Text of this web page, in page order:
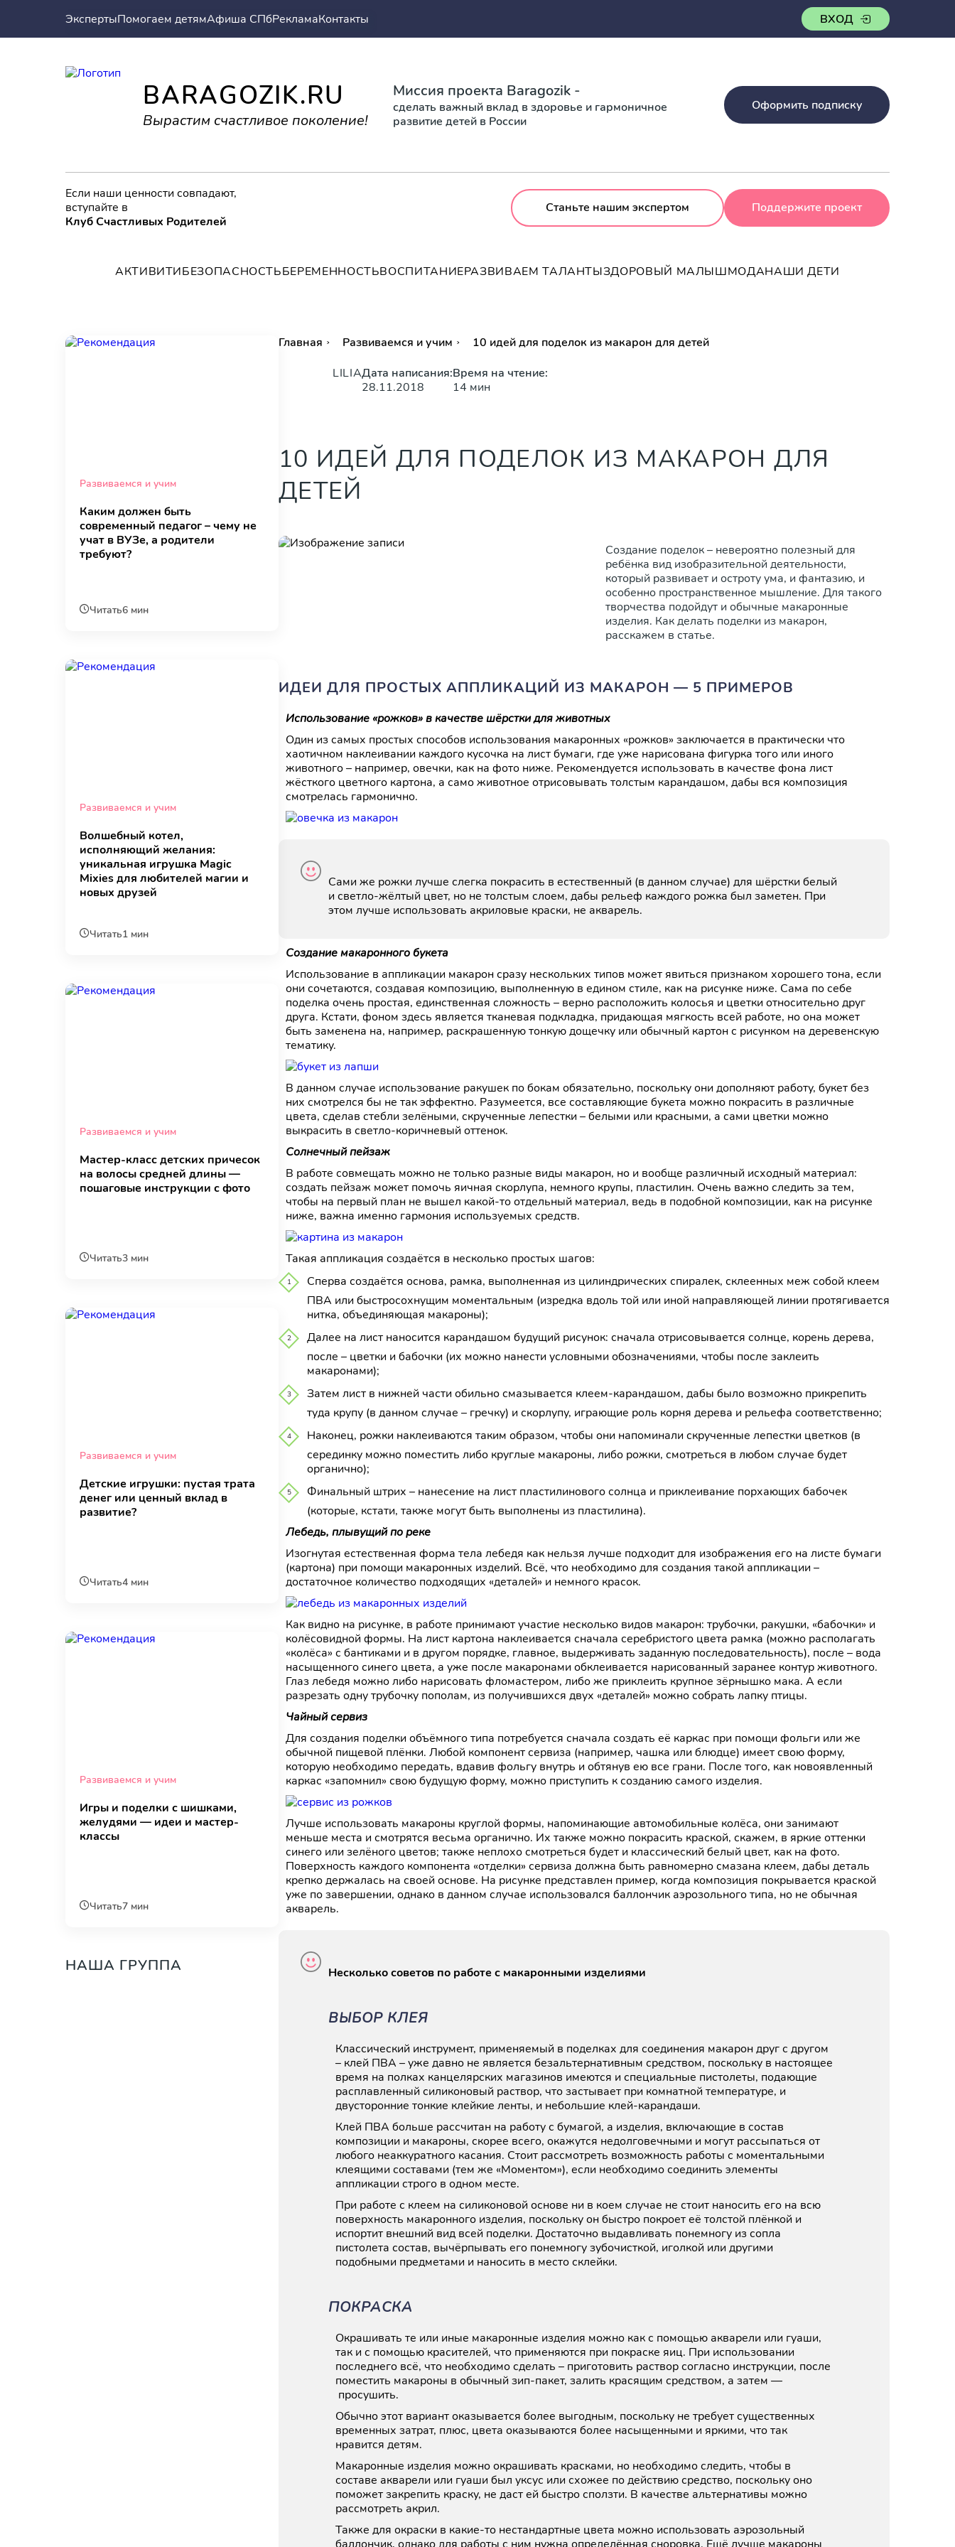
ЭкспертыПомогаем детямАфиша СПбРекламаКонтакты ВХОД
BARAGOZIK.RU
Вырастим счастливое поколение!
Миссия проекта Baragozik -
сделать важный вклад в здоровье и гармоничное
развитие детей в России
Оформить подписку
Если наши ценности совпадают,
вступайте в
Клуб Счастливых Родителей
Станьте нашим экспертом Поддержите проект
АКТИВИТИБЕЗОПАСНОСТЬБЕРЕМЕННОСТЬВОСПИТАНИЕРАЗВИВАЕМ ТАЛАНТЫЗДОРОВЫЙ МАЛЫШМОДАНАШИ ДЕТИ
Развиваемся и учим
Каким должен быть
современный педагог – чему не
учат в ВУЗе, а родители
требуют?
Читать6 мин
Развиваемся и учим
Волшебный котел,
исполняющий желания:
уникальная игрушка Magic
Mixies для любителей магии и
новых друзей
Читать1 мин
Развиваемся и учим
Мастер-класс детских причесок
на волосы средней длины —
пошаговые инструкции с фото
Читать3 мин
Развиваемся и учим
Детские игрушки: пустая трата
денег или ценный вклад в
развитие?
Читать4 мин
Развиваемся и учим
Игры и поделки с шишками,
желудями — идеи и мастер-
классы
Читать7 мин
НАША ГРУППА
Главная Развиваемся и учим
10 идей для поделок из макарон для детей
LILIAДата написания:
28.11.2018
Время на чтение:
14 мин
10 ИДЕЙ ДЛЯ ПОДЕЛОК ИЗ МАКАРОН ДЛЯ
ДЕТЕЙ
Создание поделок – невероятно полезный для
ребёнка вид изобразительной деятельности,
который развивает и остроту ума, и фантазию, и
особенно пространственное мышление. Для такого
творчества подойдут и обычные макаронные
изделия. Как делать поделки из макарон,
расскажем в статье.
ИДЕИ ДЛЯ ПРОСТЫХ АППЛИКАЦИЙ ИЗ МАКАРОН — 5 ПРИМЕРОВ
Использование «рожков» в качестве шёрстки для животных
Один из самых простых способов использования макаронных «рожков» заключается в практически что
хаотичном наклеивании каждого кусочка на лист бумаги, где уже нарисована фигурка того или иного
животного – например, овечки, как на фото ниже. Рекомендуется использовать в качестве фона лист
жёсткого цветного картона, а само животное отрисовывать толстым карандашом, дабы вся композиция
смотрелась гармонично.
Сами же рожки лучше слегка покрасить в естественный (в данном случае) для шёрстки белый
и светло-жёлтый цвет, но не толстым слоем, дабы рельеф каждого рожка был заметен. При
этом лучше использовать акриловые краски, не акварель.
Создание макаронного букета
Использование в аппликации макарон сразу нескольких типов может явиться признаком хорошего тона, если
они сочетаются, создавая композицию, выполненную в едином стиле, как на рисунке ниже. Сама по себе
поделка очень простая, единственная сложность – верно расположить колосья и цветки относительно друг
друга. Кстати, фоном здесь является тканевая подкладка, придающая мягкость всей работе, но она может
быть заменена на, например, раскрашенную тонкую дощечку или обычный картон с рисунком на деревенскую
тематику.
В данном случае использование ракушек по бокам обязательно, поскольку они дополняют работу, букет без
них смотрелся бы не так эффектно. Разумеется, все составляющие букета можно покрасить в различные
цвета, сделав стебли зелёными, скрученные лепестки – белыми или красными, а сами цветки можно
выкрасить в светло-коричневый оттенок.
Солнечный пейзаж
В работе совмещать можно не только разные виды макарон, но и вообще различный исходный материал:
создать пейзаж может помочь яичная скорлупа, немного крупы, пластилин. Очень важно следить за тем,
чтобы на первый план не вышел какой-то отдельный материал, ведь в подобной композиции, как на рисунке
ниже, важна именно гармония используемых средств.
Такая аппликация создаётся в несколько простых шагов:
Сперва создаётся основа, рамка, выполненная из цилиндрических спиралек, склеенных меж собой клеем
ПВА или быстросохнущим моментальным (изредка вдоль той или иной направляющей линии протягивается
нитка, объединяющая макароны);
Далее на лист наносится карандашом будущий рисунок: сначала отрисовывается солнце, корень дерева,
после – цветки и бабочки (их можно нанести условными обозначениями, чтобы после заклеить
макаронами);
Затем лист в нижней части обильно смазывается клеем-карандашом, дабы было возможно прикрепить
туда крупу (в данном случае – гречку) и скорлупу, играющие роль корня дерева и рельефа соответственно;
Наконец, рожки наклеиваются таким образом, чтобы они напоминали скрученные лепестки цветков (в
серединку можно поместить либо круглые макароны, либо рожки, смотреться в любом случае будет
органично);
Финальный штрих – нанесение на лист пластилинового солнца и приклеивание порхающих бабочек
(которые, кстати, также могут быть выполнены из пластилина).
Лебедь, плывущий по реке
Изогнутая естественная форма тела лебедя как нельзя лучше подходит для изображения его на листе бумаги
(картона) при помощи макаронных изделий. Всё, что необходимо для создания такой аппликации –
достаточное количество подходящих «деталей» и немного красок.
Как видно на рисунке, в работе принимают участие несколько видов макарон: трубочки, ракушки, «бабочки» и
колёсовидной формы. На лист картона наклеивается сначала серебристого цвета рамка (можно располагать
«колёса» с бантиками и в другом порядке, главное, выдерживать заданную последовательность), после – вода
насыщенного синего цвета, а уже после макаронами обклеивается нарисованный заранее контур животного.
Глаз лебедя можно либо нарисовать фломастером, либо же приклеить крупное зёрнышко мака. А если
разрезать одну трубочку пополам, из получившихся двух «деталей» можно собрать лапку птицы.
Чайный сервиз
Для создания поделки объёмного типа потребуется сначала создать её каркас при помощи фольги или же
обычной пищевой плёнки. Любой компонент сервиза (например, чашка или блюдце) имеет свою форму,
которую необходимо передать, вдавив фольгу внутрь и обтянув ею все грани. После того, как новоявленный
каркас «запомнил» свою будущую форму, можно приступить к созданию самого изделия.
Лучше использовать макароны круглой формы, напоминающие автомобильные колёса, они занимают
меньше места и смотрятся весьма органично. Их также можно покрасить краской, скажем, в яркие оттенки
синего или зелёного цветов; также неплохо смотреться будет и классический белый цвет, как на фото.
Поверхность каждого компонента «отделки» сервиза должна быть равномерно смазана клеем, дабы деталь
крепко держалась на своей основе. На рисунке представлен пример, когда композиция покрывается краской
уже по завершении, однако в данном случае использовался баллончик аэрозольного типа, но не обычная
акварель.
Несколько советов по работе с макаронными изделиями
ВЫБОР КЛЕЯ
Классический инструмент, применяемый в поделках для соединения макарон друг с другом
– клей ПВА – уже давно не является безальтернативным средством, поскольку в настоящее
время на полках канцелярских магазинов имеются и специальные пистолеты, подающие
расплавленный силиконовый раствор, что застывает при комнатной температуре, и
двусторонние тонкие клейкие ленты, и небольшие клей-карандаши.
Клей ПВА больше рассчитан на работу с бумагой, а изделия, включающие в состав
композиции и макароны, скорее всего, окажутся недолговечными и могут рассыпаться от
любого неаккуратного касания. Стоит рассмотреть возможность работы с моментальными
клеящими составами (тем же «Моментом»), если необходимо соединить элементы
аппликации строго в одном месте.
При работе с клеем на силиконовой основе ни в коем случае не стоит наносить его на всю
поверхность макаронного изделия, поскольку он быстро покроет её толстой плёнкой и
испортит внешний вид всей поделки. Достаточно выдавливать понемногу из сопла
пистолета состав, вычёрпывать его понемногу зубочисткой, иголкой или другими
подобными предметами и наносить в место склейки.
ПОКРАСКА
Окрашивать те или иные макаронные изделия можно как с помощью акварели или гуаши,
так и с помощью красителей, что применяются при покраске яиц. При использовании
последнего всё, что необходимо сделать – приготовить раствор согласно инструкции, после
поместить макароны в обычный зип-пакет, залить красящим средством, а затем —
просушить.
Обычно этот вариант оказывается более выгодным, поскольку не требует существенных
временных затрат, плюс, цвета оказываются более насыщенными и яркими, что так
нравится детям.
Макаронные изделия можно окрашивать красками, но необходимо следить, чтобы в
составе акварели или гуаши был уксус или схожее по действию средство, поскольку оно
поможет закрепить краску, не даст ей быстро сползти. В качестве альтернативы можно
рассмотреть акрил.
Также для окраски в какие-то нестандартные цвета можно использовать аэрозольный